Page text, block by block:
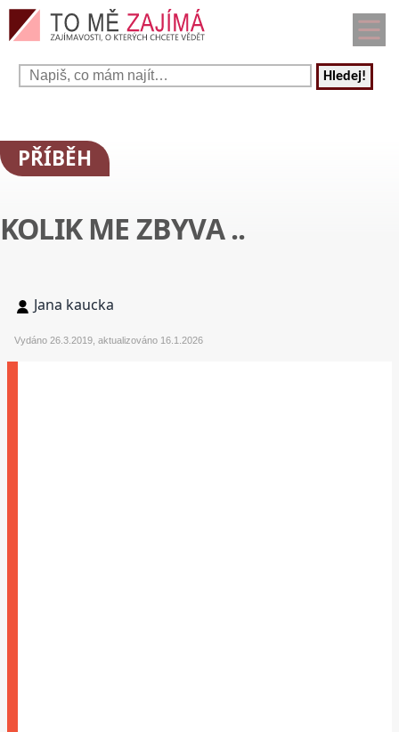
Hledej!
PŘÍBĚH
KOLIK ME ZBYVA ..
Jana kaucka
Vydáno 26.3.2019, aktualizováno 16.1.2026